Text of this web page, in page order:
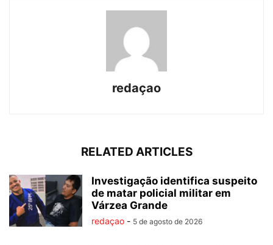
redaçao
RELATED ARTICLES
Investigação identifica suspeito
de matar policial militar em
Várzea Grande
redaçao - 5 de agosto de 2026